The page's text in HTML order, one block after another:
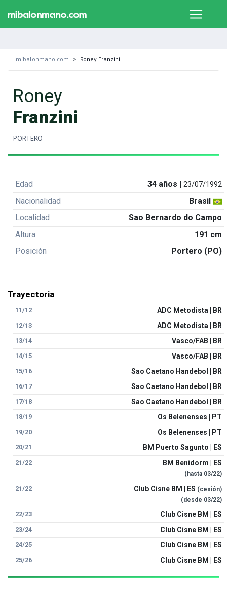
mibalonmano.com Roney Franzini
Roney
Franzini
PORTERO
Edad 34 años |23/07/1992
Nacionalidad
Brasil
Localidad
Sao Bernardo do Campo
Altura
191 cm
Posición
Portero (PO)
Trayectoria
11/12 ADC Metodista | BR
12/13 ADC Metodista | BR
13/14 Vasco/FAB | BR
14/15 Vasco/FAB | BR
15/16 Sao Caetano Handebol | BR
16/17 Sao Caetano Handebol | BR
17/18 Sao Caetano Handebol | BR
18/19 Os Belenenses | PT
19/20 Os Belenenses | PT
20/21 BM Puerto Sagunto | ES
21/22 BM Benidorm | ES
(hasta 03/22)
21/22 Club Cisne BM | ES (cesión)
(desde 03/22)
22/23 Club Cisne BM | ES
23/24 Club Cisne BM | ES
24/25 Club Cisne BM | ES
25/26 Club Cisne BM | ES